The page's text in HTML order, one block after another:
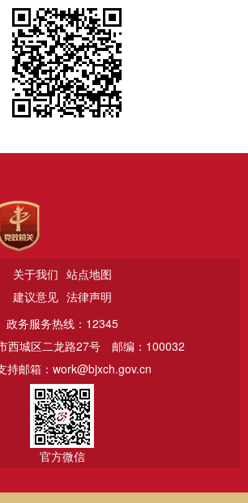
关于我们 站点地图
建议意见 法律声明
政务服务热线：12345
西城区二龙路27号
邮编：100032
持邮箱：work@bjxch.gov.cn
官方微信